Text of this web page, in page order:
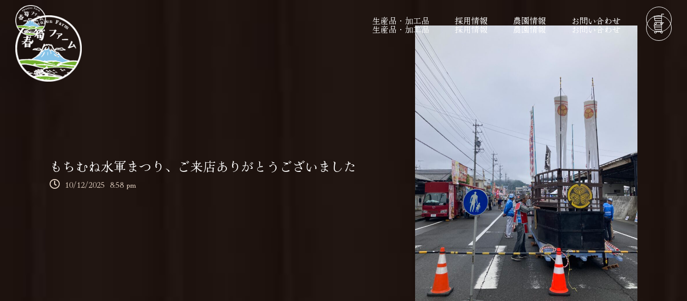
生産品・加工品 採用情報 農園情報 お問い合わせ
生産品・加工品 採用情報 農園情報 お問い合わせ
もちむね水軍まつり、ご来店ありがとうございました
10/12/2025 8:58 pm